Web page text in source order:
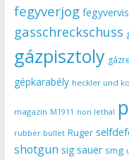
fegyverjog
gasschreckschuss
gázpisztoly
gépkarabély heckler und
magazin M1911 non lethal
rubber bullet Ruger
shotgun sig sauer smg